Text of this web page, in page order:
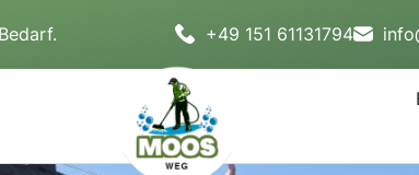
+49 151 61131794